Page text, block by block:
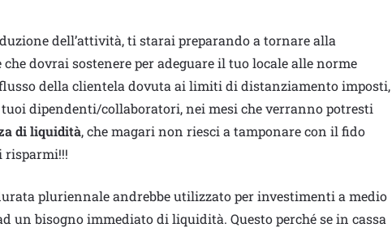
dell’attività, ti starai preparando a tornare alla
dovrai sostenere per adeguare il tuo locale alle norme
della clientela dovuta ai limiti di distanziamento imposti,
dipendenti/collaboratori, nei mesi che verranno potresti
di liquidità, che magari non riesci a tamponare con il fido
risparmi!!!
pluriennale andrebbe utilizzato per investimenti a medio
un bisogno immediato di liquidità. Questo perché se in cassa